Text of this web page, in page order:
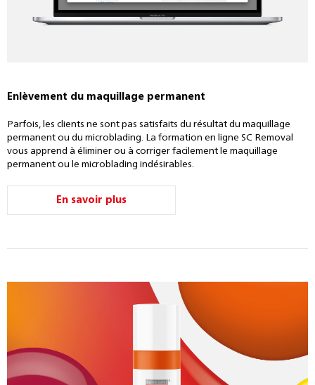
Enlèvement du maquillage permanent
Parfois, les clients ne sont pas satisfaits du résultat du maquillage
permanent ou du microblading. La formation en ligne SC Removal
vous apprend à éliminer ou à corriger facilement le maquillage
permanent ou le microblading indésirables.
En savoir plus